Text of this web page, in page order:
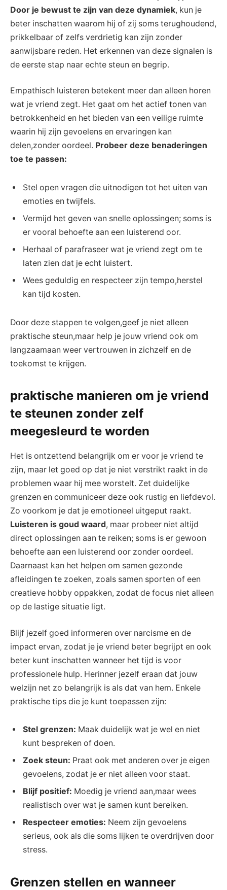
Door je bewust te zijn ⁤van deze dynamiek, kun ⁢je
beter inschatten waarom hij of zij soms terughoudend,‌
prikkelbaar of ⁣zelfs verdrietig kan zijn zonder
aanwijsbare reden. Het erkennen van deze⁤ signalen is
de ⁢eerste⁣ stap naar echte steun‌ en begrip.
Empathisch luisteren betekent meer dan alleen​ horen
wat je vriend zegt. Het gaat om het actief ⁣tonen van
betrokkenheid en het bieden van ​een veilige ruimte
waarin ⁣hij zijn gevoelens en ervaringen kan
delen,zonder oordeel. Probeer ⁢deze benaderingen​
toe te‍ passen:
Stel open vragen die⁢ uitnodigen tot het⁤ uiten van
emoties⁤ en twijfels.
Vermijd ⁤het geven van⁣ snelle oplossingen; soms​ is
er vooral ⁣behoefte aan een ⁢luisterend oor.
Herhaal ⁤of⁢ parafraseer wat‍ je vriend zegt om te
laten zien dat je echt luistert.
Wees‌ geduldig ‌en‌ respecteer zijn tempo,herstel
kan tijd kosten.
Door deze stappen te volgen,geef je niet ‍alleen
praktische steun,maar help je jouw vriend ook ⁤om
langzaamaan weer vertrouwen in zichzelf en​ de
toekomst‍ te krijgen.
praktische manieren om je vriend
te steunen⁤ zonder‍ zelf
meegesleurd te worden
Het is ontzettend belangrijk⁤ om er voor je vriend te
zijn, maar let goed op ⁤dat je niet‌ verstrikt raakt in de
problemen waar hij mee‍ worstelt. Zet⁣ duidelijke‍
grenzen⁣ en ​communiceer deze ‍ook⁤ rustig en liefdevol.
Zo voorkom je dat ⁤je emotioneel uitgeput raakt.
Luisteren is ⁢goud waard, maar probeer ⁣niet‌ altijd
direct oplossingen ​aan te‌ reiken; soms is⁤ er gewoon
‍behoefte aan een ​luisterend oor zonder ⁢oordeel.‌
Daarnaast ⁤kan het helpen om⁣ samen gezonde
‌afleidingen‍ te⁢ zoeken, zoals samen sporten‌ of een
⁢creatieve ‌hobby oppakken,​ zodat‍ de focus niet alleen
op ​de ‍lastige ⁣situatie ligt.
Blijf jezelf goed informeren over narcisme en de
impact ervan, zodat ‍je‍ je vriend ⁢beter begrijpt en ook
beter⁤ kunt ‍inschatten wanneer het tijd⁣ is ⁢voor
⁢professionele‍ hulp.⁢ Herinner jezelf eraan dat jouw
welzijn net zo belangrijk⁤ is⁤ als dat⁣ van hem. Enkele ​
praktische tips ​die ‌je‌ kunt toepassen zijn:
Stel grenzen: ⁤Maak duidelijk wat je‍ wel⁣ en niet
kunt⁤ bespreken ‍of⁤ doen.
Zoek steun: ‍Praat⁢ ook​ met anderen over je eigen
gevoelens, zodat je er niet alleen ⁢voor staat.
Blijf positief: Moedig je vriend‌ aan,maar wees
⁤realistisch over wat je samen kunt bereiken.
Respecteer emoties: Neem zijn gevoelens‍
serieus, ook als⁣ die soms⁤ lijken te ‍overdrijven ⁣door
stress.
Grenzen ‌stellen en ‍wanneer